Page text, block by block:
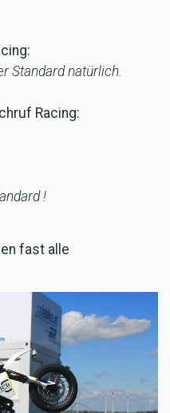
Standard natürlich.
Racing:
!
fast alle